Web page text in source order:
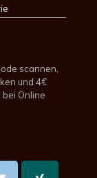
scannen,
und 4€
Online